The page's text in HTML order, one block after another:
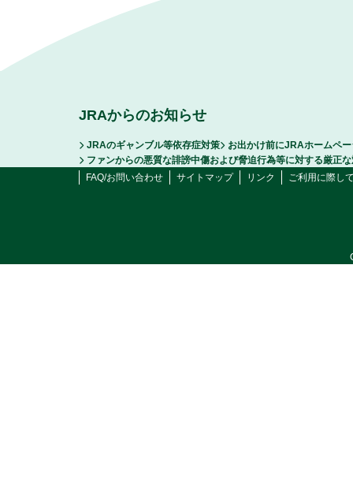
JRAからのお知らせ
JRAのギャンブル等依存症対策
お出かけ前にJRAホームペ
ファンからの悪質な誹謗中傷および脅迫行為等に対する厳正
FAQ/お問い合わせ
サイトマップ リンク ご利用に際し